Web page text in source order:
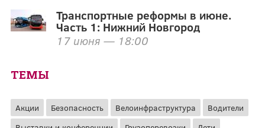
Транспортные реформы в июне.
Часть 1: Нижний Новгород
17 июня — 18:00
ТЕМЫ
Акции Безопасность Велоинфраструктура
Водители